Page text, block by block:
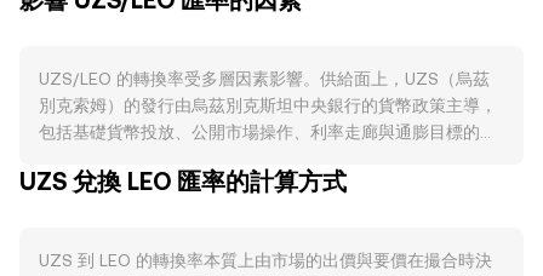
UZS/LEO 的轉換率受多層因素影響。供給面上，UZS（烏茲
別克索姆）的發行由烏茲別克斯坦中央銀行的貨幣政策主導，
包括基礎貨幣投放、公開市場操作、利率走廊與通膨目標的調
場流通量主要由政策與銀行體系信貸擴張或收縮所驅動。需求
對 UZS 的即時需求，而在加密市場中，投資者以 UZS 透過法
UZS 兌換 LEO 匯率的計算方式
UZS 到 LEO 的轉換率本質上由市場的出價與要價在撮合時決